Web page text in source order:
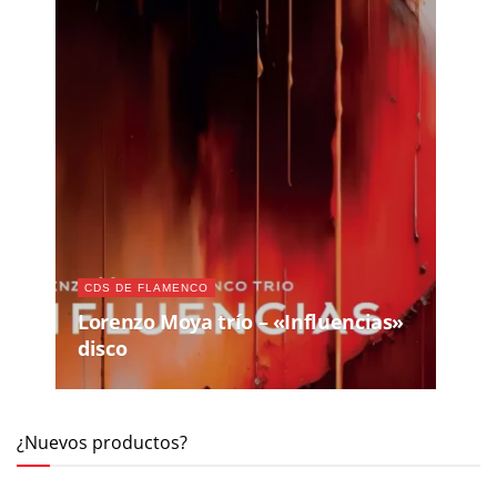
CDS DE FLAMENCO
Lorenzo Moya trío – «Influencias»
disco
¿Nuevos productos?